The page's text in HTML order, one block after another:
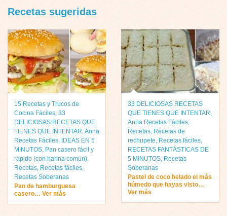
Recetas sugeridas
15 Recetas y Trucos de
Cocina Fáciles, 33
DELICIOSAS RECETAS QUE
TIENES QUE INTENTAR,Anna
Recetas Fáciles, IDEAS EN 5
MINUTOS, Pan casero fácil y
rápido (con harina común),
Recetas, Recetas fáciles,
Recetas Soberanas
Pan de hamburguesa
casero… Ver más
33 DELICIOSAS RECETAS
QUE TIENES QUE INTENTAR,
Anna Recetas Fáciles,
Recetas, Recetas de
rechupete, Recetas fáciles,
RECETAS FANTÁSTICAS DE
5 MINUTOS, Recetas
Soberanas
Pastel de coco helado el más
húmedo que hayas visto…
Ver más